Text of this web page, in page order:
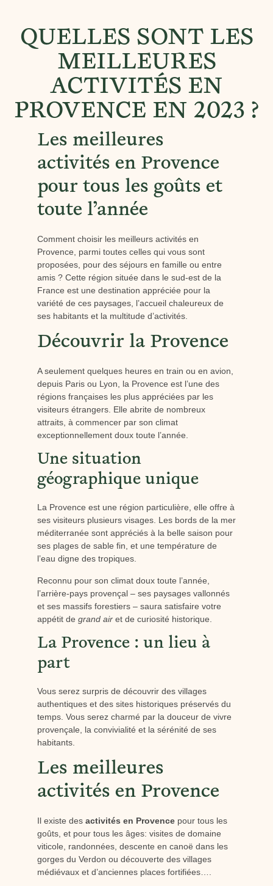
QUELLES SONT LES
MEILLEURES
ACTIVITÉS EN
PROVENCE EN 2023 ?
Les meilleures
activités en Provence
pour tous les goûts et
toute l’année
Comment choisir les meilleurs activités en
Provence, parmi toutes celles qui vous sont
proposées, pour des séjours en famille ou entre
amis ? Cette région située dans le sud-est de la
France est une destination appréciée pour la
variété de ces paysages, l’accueil chaleureux de
ses habitants et la multitude d’activités.
Découvrir la Provence
A seulement quelques heures en train ou en avion,
depuis Paris ou Lyon, la Provence est l’une des
régions françaises les plus appréciées par les
visiteurs étrangers. Elle abrite de nombreux
attraits, à commencer par son climat
exceptionnellement doux toute l’année.
Une situation
géographique unique
La Provence est une région particulière, elle offre à
ses visiteurs plusieurs visages. Les bords de la mer
méditerranée sont appréciés à la belle saison pour
ses plages de sable fin, et une température de
l’eau digne des tropiques.
Reconnu pour son climat doux toute l’année,
l’arrière-pays provençal – ses paysages vallonnés
et ses massifs forestiers – saura satisfaire votre
appétit de grand airet de curiosité historique.
La Provence : un lieu à
part
Vous serez surpris de découvrir des villages
authentiques et des sites historiques préservés du
temps. Vous serez charmé par la douceur de vivre
provençale, la convivialité et la sérénité de ses
habitants.
Les meilleures
activités en Provence
Il existe des activités en Provencepour tous les
goûts, et pour tous les âges: visites de domaine
viticole, randonnées, descente en canoë dans les
gorges du Verdon ou découverte des villages
médiévaux et d’anciennes places fortifiées….